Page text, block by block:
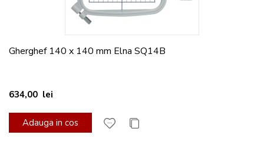
Gherghef 140 x 140 mm Elna SQ14B
634,00 lei
Adauga in cos